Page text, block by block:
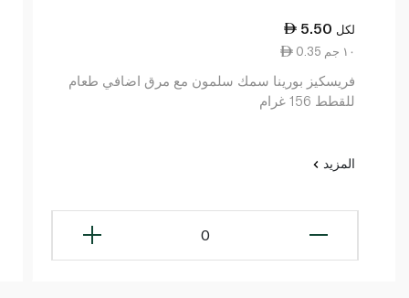
5.50 لكل
0.35 ١٠ جم
فريسكيز بورينا سمك سلمون مع مرق اضافي طعام
للقطط 156 غرام
المزيد
0